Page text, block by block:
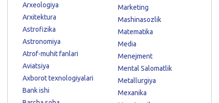
Arxeologiya
Arxitektura
Astrofizika
Astronomiya
Atrof-muhit fanlari
Aviatsiya
Axborot texnologiyalari
Bank ishi
Marketing
Mashinasozlik
Matematika
Media
Menejment
Mental Salomatlik
Metallurgiya
Mexanika